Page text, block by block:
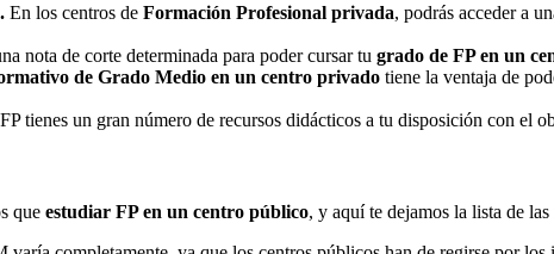
En los centros de Formación Profesional privada, podrás acceder a
nota de corte determinada para poder cursar tu grado de FP en un
de Grado Medio en un centro privado tiene la ventaja de
tienes un gran número de recursos didácticos a tu disposición con el
que estudiar FP en un centro público, y aquí te dejamos la lista de